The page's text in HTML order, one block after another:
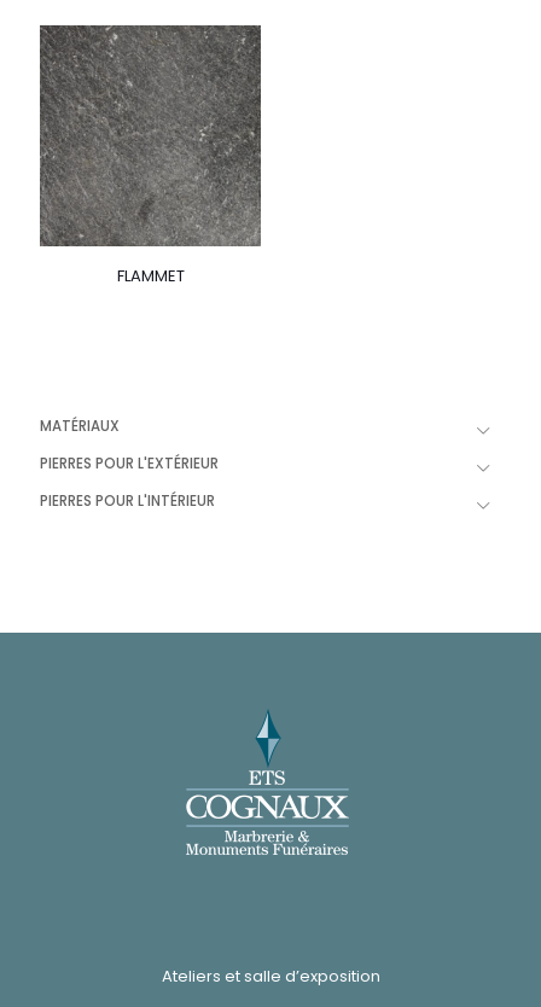
FLAMMET
MATÉRIAUX
PIERRES POUR L'EXTÉRIEUR
PIERRES POUR L'INTÉRIEUR
Ateliers et salle d’exposition